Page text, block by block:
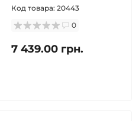
Код товара: 20443
0
7 439.00 грн.